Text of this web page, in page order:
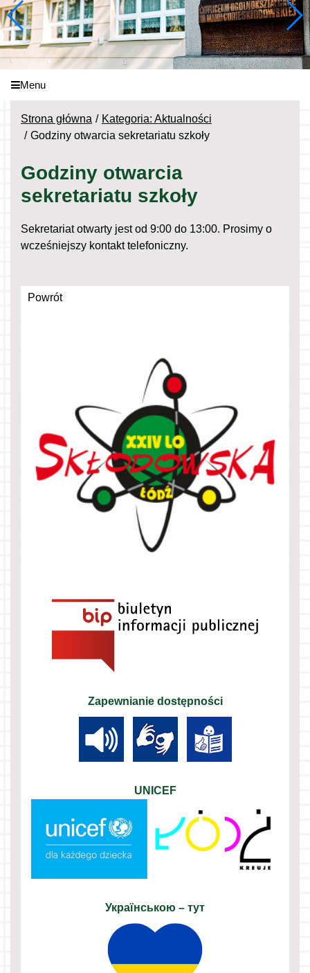
Menu
Strona główna
Kategoria: Aktualności
Godziny otwarcia sekretariatu szkoły
Godziny otwarcia
sekretariatu szkoły
Sekretariat otwarty jest od 9:00 do 13:00. Prosimy o
wcześniejszy kontakt telefoniczny.
Powrót
Zapewnianie dostępności
UNICEF
Українською – тут